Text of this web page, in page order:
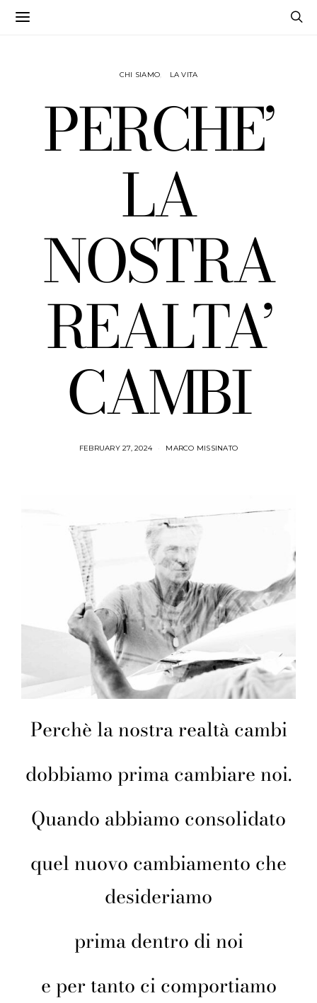
CHI SIAMO LA VITA
PERCHE’
LA
NOSTRA
REALTA’
CAMBI
FEBRUARY 27, 2024 MARCO MISSINATO
Perchè la nostra realtà cambi
dobbiamo prima cambiare noi.
Quando abbiamo consolidato
quel nuovo cambiamento che
desideriamo
prima dentro di noi
e per tanto ci comportiamo